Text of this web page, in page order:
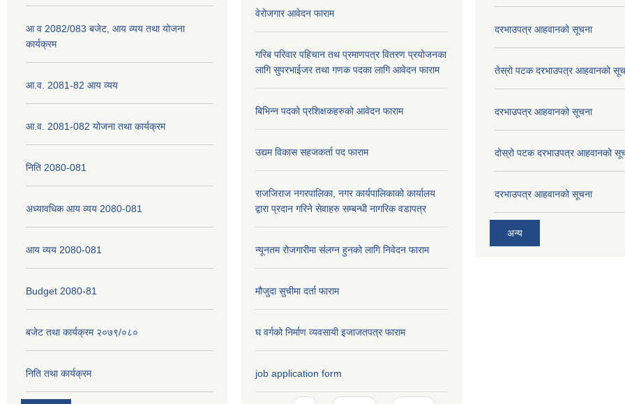
आ व 2082/083 बजेट, आय व्यय तथा योजना
कार्यक्रम
आ.व. 2081-82 आय व्यय
आ.व. 2081-082 योजना तथा कार्यक्रम
निति 2080-081
अध्यावधिक आय व्यय 2080-081
आय व्यय 2080-081
Budget 2080-81
बजेट तथा कार्यक्रम २०७९/०८०
निति तथा कार्यक्रम
वेरोजगार आवेदन फाराम
गरिब परिवार पहिचान तथ प्रमाणपत्र वितरण प्रयोजनका
लागि सुपरभाईजर तथा गणक पदका लागि आवेदन फाराम
बिभिन्न पदको प्रशिक्षकहरुको आवेदन फाराम
उद्यम विकास सहजकर्ता पद फाराम
राजजिराज नगरपालिका, नगर कार्यपालिकाको कार्यालय
द्वारा प्रदान गरिने सेवाहरु सम्बन्धी नागरिक वडापत्र
न्यूनतम रोजगारीमा संलग्न हुनको लागि निवेदन फाराम
मौजुदा सुचीमा दर्ता फाराम
घ वर्गको निर्माण व्यवसायी इजाजतपत्र फाराम
job application form
दरभाउपत्र आहवानको सूचना
तेस्रो पटक दरभाउपत्र आहवानको
दरभाउपत्र आहवानको सूचना
दोस्रो पटक दरभाउपत्र आहवानको
दरभाउपत्र आहवानको सूचना
अन्य